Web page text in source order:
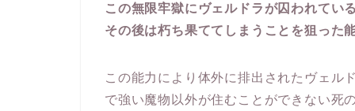
この無限牢獄にヴェルドラが囚われてい
その後は朽ち果ててしまうことを狙った
この能力により体外に排出されたヴェル
で強い魔物以外が住むことができない死